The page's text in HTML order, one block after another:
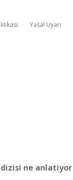
Yasal Uyarı
dizisi ne anlatiyor